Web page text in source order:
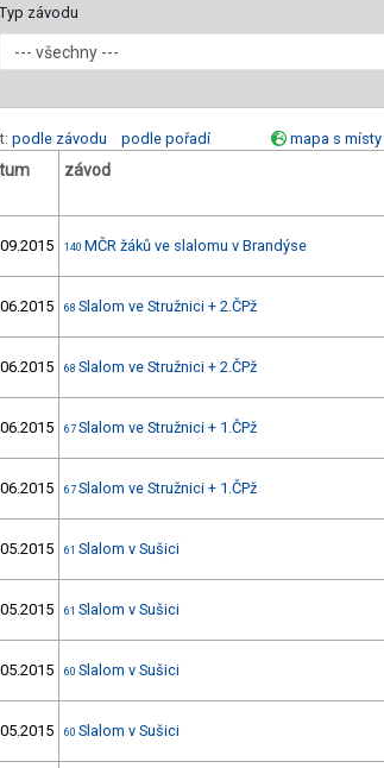
Typ závodu
podle závodu podle pořadí mapa s
závod
140 MČR žáků ve slalomu v Brandýse
68 Slalom ve Stružnici + 2.ČPž
68 Slalom ve Stružnici + 2.ČPž
67 Slalom ve Stružnici + 1.ČPž
67 Slalom ve Stružnici + 1.ČPž
61 Slalom v Sušici
61 Slalom v Sušici
60 Slalom v Sušici
60 Slalom v Sušici